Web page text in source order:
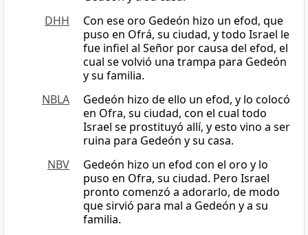
DHH
Con ese oro Gedeón hizo un efod, que
puso en Ofrá, su ciudad, y todo Israel le
fue infiel al Señor por causa del efod, el
cual se volvió una trampa para Gedeón
y su familia.
NBLA
Gedeón hizo de ello un efod, y lo colocó
en Ofra, su ciudad, con el cual todo
Israel se prostituyó allí, y esto vino a ser
ruina para Gedeón y su casa.
NBV
Gedeón hizo un efod con el oro y lo
puso en Ofra, su ciudad. Pero Israel
pronto comenzó a adorarlo, de modo
que sirvió para mal a Gedeón y a su
familia.